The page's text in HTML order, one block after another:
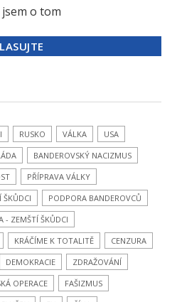
o tom
RUSKO VÁLKA
USA
BANDEROVSKÝ NACIZMUS
PŘÍPRAVA VÁLKY
ŠKŮDCI
PODPORA BANDEROVCŮ
- ZEMŠTÍ ŠKŮDCI
KRÁČÍME K TOTALITĚ
CENZURA
DEMOKRACIE
ZDRAŽOVÁNÍ
OPERACE
FAŠIZMUS